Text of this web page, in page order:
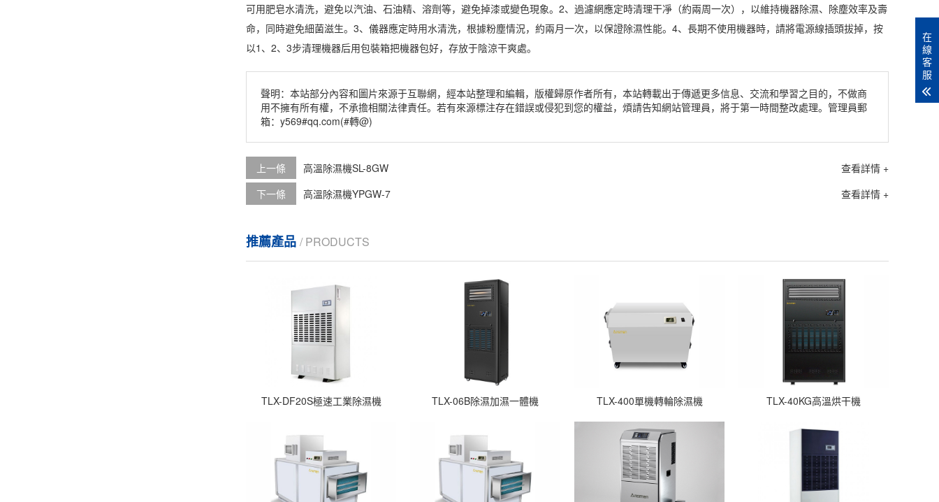
可用肥皂水清洗，避免以汽油、石油精、溶劑等，避免掉漆或變色現象。2、過濾網應定時清理干凈（約兩周一次），以維持機器除濕、除塵效率及壽
命，同時避免細菌滋生。3、儀器應定時用水清洗，根據粉塵情況，約兩月一次，以保證除濕性能。4、長期不使用機器時，請將電源線插頭拔掉，按
以1、2、3步清理機器后用包裝箱把機器包好，存放于陰涼干爽處。
聲明：本站部分內容和圖片來源于互聯網，經本站整理和編輯，版權歸原作者所有，本站轉載出于傳遞更多信息、交流和學習之目的，不做商
用不擁有所有權，不承擔相關法律責任。若有來源標注存在錯誤或侵犯到您的權益，煩請告知網站管理員，將于第一時間整改處理。管理員郵
箱：y569#qq.com(#轉@)
上一條 高溫除濕機SL-8GW
查看詳情 +
下一條
高溫除濕機YPGW-7 查看詳情 +
推薦產品 / PRODUCTS
TLX-DF20S極速工業除濕機 TLX-06B除濕加濕一體機 TLX-400單機轉輪除濕機 TLX-40KG高溫烘干機
在
線
客
服